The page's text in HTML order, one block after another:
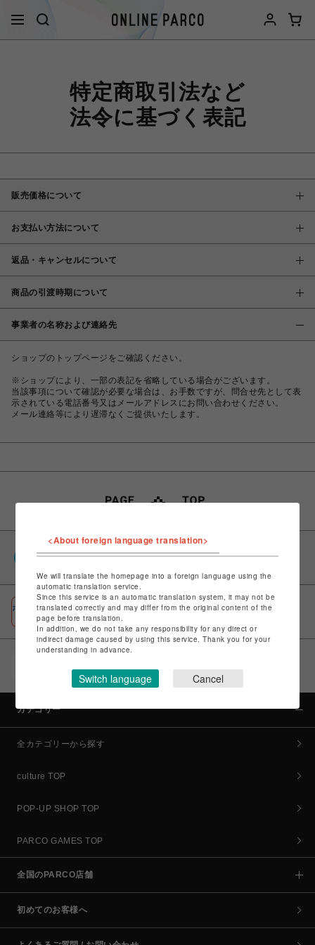
特定商取引法など
法令に基づく表記
販売価格について
お支払い方法について
返品・キャンセルについて
商品の引渡時期について
事業者の名称および連絡先
ショップのトップページをご確認ください。
※ショップにより、一部の表記を省略している場合がございます。
当該事項について確認が必要な場合は、お手数ですが、問合せ先として表
示されている電話番号又はメールアドレスにお問い合わせください。
メール連絡等により遅滞なくご提供いたします。
PARCOポイント
ポケパル払い
初回登録＆お買物で最大1,500円分のPARCOポイント進呈
コイン＆クーポンでPARCOでのお買い物がオトクに
カテゴリー
全カテゴリーから探す
culture TOP
POP-UP SHOP TOP
PARCO GAMES TOP
全国のPARCO店舗
初めてのお客様へ
<About foreign language translation>
We will translate the homepage into a foreign language using the
automatic translation service.
Since this service is an automatic translation system, it may not be
translated correctly and may differ from the original content of the
page before translation.
In addition, we do not take any responsibility for any direct or
indirect damage caused by using this service. Thank you for your
understanding in advance.
Switch language Cancel